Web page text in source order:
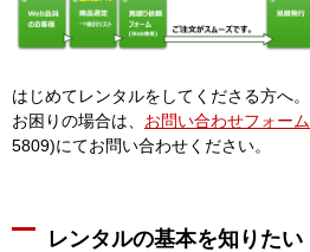
はじめてレンタルをしてくださる方へ。
お困りの場合は、 お問い合わせフォーム
5809)にてお問い合わせください。
レンタルの基本を知りたい